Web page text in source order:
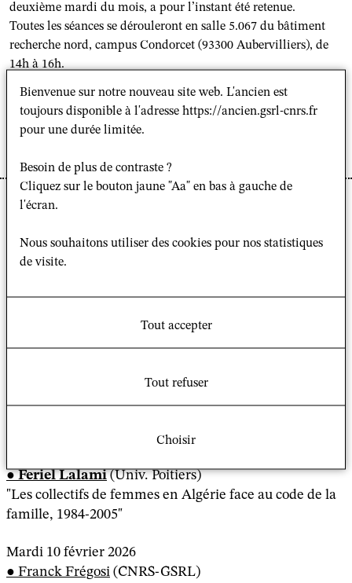
deuxième mardi du mois, a pour l’instant été retenue.
Toutes les séances se dérouleront en salle 5.067 du bâtiment
recherche nord, campus Condorcet (93300 Aubervilliers), de
14h à 16h.
Lien de connexion visioconférence sur inscription :
Calendrier du séminaire pour
Mardi 18 novembre 2025
"Se référer de la religion et participer de son retrait :
éléments de littérature sur la notion de sécularisation"
(EPHE/PSL-GSRL)
Feriel Lalami(Univ. Poitiers)
"Les collectifs de femmes en Algérie face au code de la
famille, 1984-2005"
Mardi 10 février 2026
Franck Frégosi (CNRS-GSRL)
Bienvenue sur notre nouveau site web. L'ancien est
toujours disponible à l'adresse https://ancien.gsrl-cnrs.fr
pour une durée limitée.
Besoin de plus de contraste ?
Cliquez sur le bouton jaune "Aa" en bas à gauche de
l'écran.
Nous souhaitons utiliser des cookies pour nos statistiques
de visite.
Tout accepter
Tout refuser
Choisir